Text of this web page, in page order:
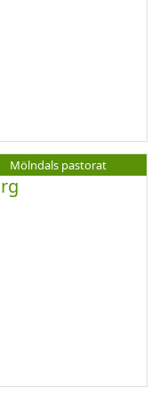
Mölndals pastorat